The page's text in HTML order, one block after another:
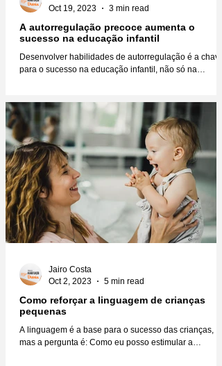
A autorregulação precoce aumenta o
sucesso na educação infantil
Desenvolver habilidades de autorregulação é a chave
para o sucesso na educação infantil, não só na
Oct 19, 2023
3 min read
Como reforçar a linguagem de crianças
pequenas
A linguagem é a base para o sucesso das crianças,
mas a pergunta é: Como eu posso estimular a
Jairo Costa
Oct 2, 2023
5 min read